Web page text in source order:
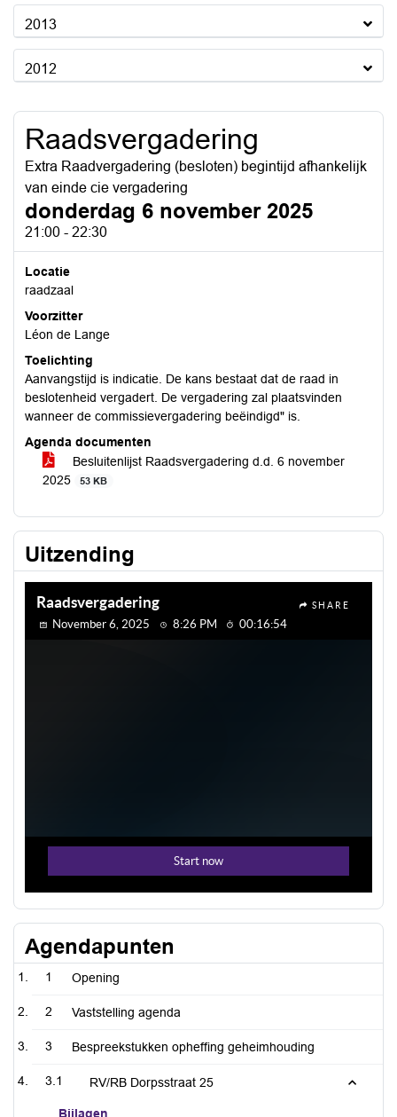
2013
2012
Raadsvergadering
Extra Raadvergadering (besloten) begintijd afhankelijk
van einde cie vergadering
donderdag 6 november 2025
21:00 - 22:30
Locatie
raadzaal
Voorzitter
Léon de Lange
Toelichting
Aanvangstijd is indicatie. De kans bestaat dat de raad in
beslotenheid vergadert. De vergadering zal plaatsvinden
wanneer de commissievergadering beëindigd" is.
Agenda documenten
Besluitenlijst Raadsvergadering d.d. 6 november
2025
53 KB
Uitzending
Agendapunten
1 Opening
2 Vaststelling agenda
3 Bespreekstukken opheffing geheimhouding
3.1 RV/RB Dorpsstraat 25
Bijlagen